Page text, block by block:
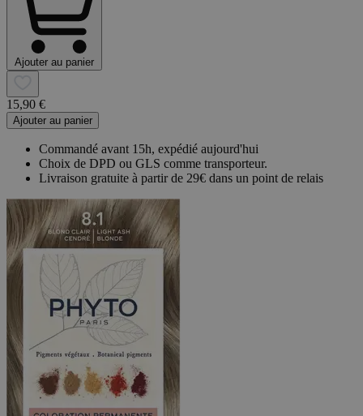
Ajouter au panier
15,90 €
Ajouter au panier
Commandé avant 15h, expédié aujourd'hui
Choix de DPD ou GLS comme transporteur.
Livraison gratuite à partir de 29€ dans un point de relais